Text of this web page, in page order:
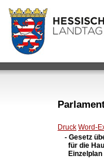
Druck Word-
- Gesetz
für die